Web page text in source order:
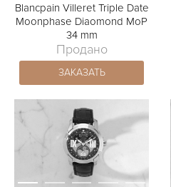
Blancpain Villeret Triple Date
Moonphase Diaomond MoP
34 mm
Продано
ЗАКАЗАТЬ